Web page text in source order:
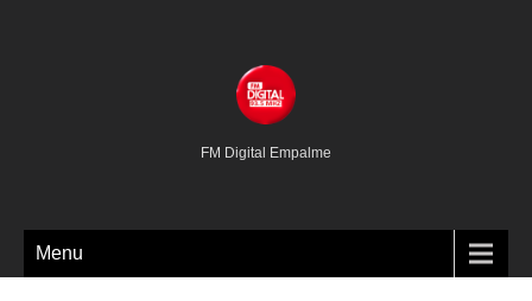
FM Digital Empalme
Menu